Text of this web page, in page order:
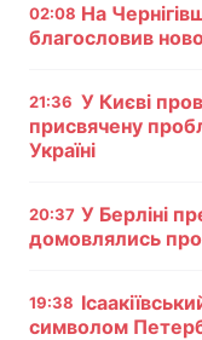
02:08 На
благословив
21:36 У Києві
присвячену
Україні
20:37 У Берліні
домовлялись про
19:38
символом